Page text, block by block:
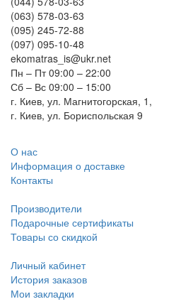
(063) 578-03-63
(095) 245-72-88
(097) 095-10-48
ekomatras_is@ukr.net
Пн – Пт 09:00 – 22:00
Сб – Вс 09:00 – 15:00
г. Киев, ул. Магнитогорская, 1,
г. Киев, ул. Бориспольская 9
О нас
Информация о доставке
Контакты
Производители
Подарочные сертификаты
Товары со скидкой
Личный кабинет
История заказов
Мои закладки